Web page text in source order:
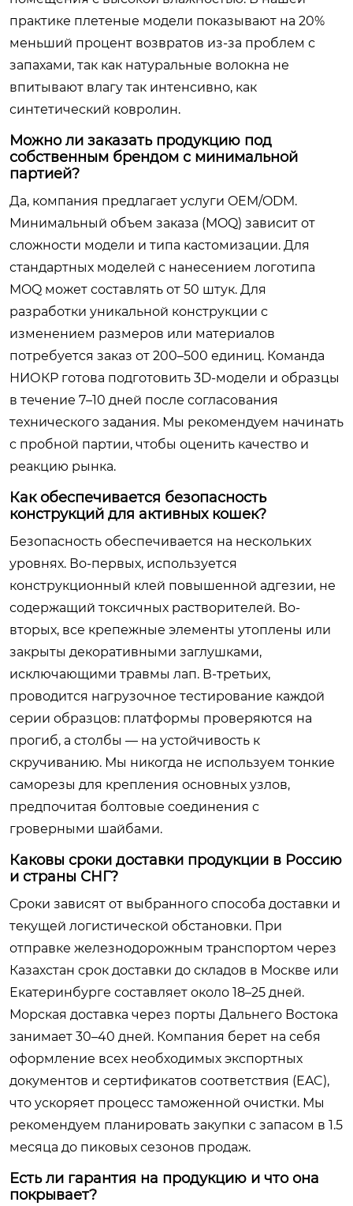
практике плетеные модели показывают на 20%
меньший процент возвратов из-за проблем с
запахами, так как натуральные волокна не
впитывают влагу так интенсивно, как
синтетический ковролин.
Можно ли заказать продукцию под
собственным брендом с минимальной
партией?
Да, компания предлагает услуги OEM/ODM.
Минимальный объем заказа (MOQ) зависит от
сложности модели и типа кастомизации. Для
стандартных моделей с нанесением логотипа
MOQ может составлять от 50 штук. Для
разработки уникальной конструкции с
изменением размеров или материалов
потребуется заказ от 200–500 единиц. Команда
НИОКР готова подготовить 3D-модели и образцы
в течение 7–10 дней после согласования
технического задания. Мы рекомендуем начинать
с пробной партии, чтобы оценить качество и
реакцию рынка.
Как обеспечивается безопасность
конструкций для активных кошек?
Безопасность обеспечивается на нескольких
уровнях. Во-первых, используется
конструкционный клей повышенной адгезии, не
содержащий токсичных растворителей. Во-
вторых, все крепежные элементы утоплены или
закрыты декоративными заглушками,
исключающими травмы лап. В-третьих,
проводится нагрузочное тестирование каждой
серии образцов: платформы проверяются на
прогиб, а столбы — на устойчивость к
скручиванию. Мы никогда не используем тонкие
саморезы для крепления основных узлов,
предпочитая болтовые соединения с
гроверными шайбами.
Каковы сроки доставки продукции в Россию
и страны СНГ?
Сроки зависят от выбранного способа доставки и
текущей логистической обстановки. При
отправке железнодорожным транспортом через
Казахстан срок доставки до складов в Москве или
Екатеринбурге составляет около 18–25 дней.
Морская доставка через порты Дальнего Востока
занимает 30–40 дней. Компания берет на себя
оформление всех необходимых экспортных
документов и сертификатов соответствия (EAC),
что ускоряет процесс таможенной очистки. Мы
рекомендуем планировать закупки с запасом в 1.5
месяца до пиковых сезонов продаж.
Есть ли гарантия на продукцию и что она
покрывает?